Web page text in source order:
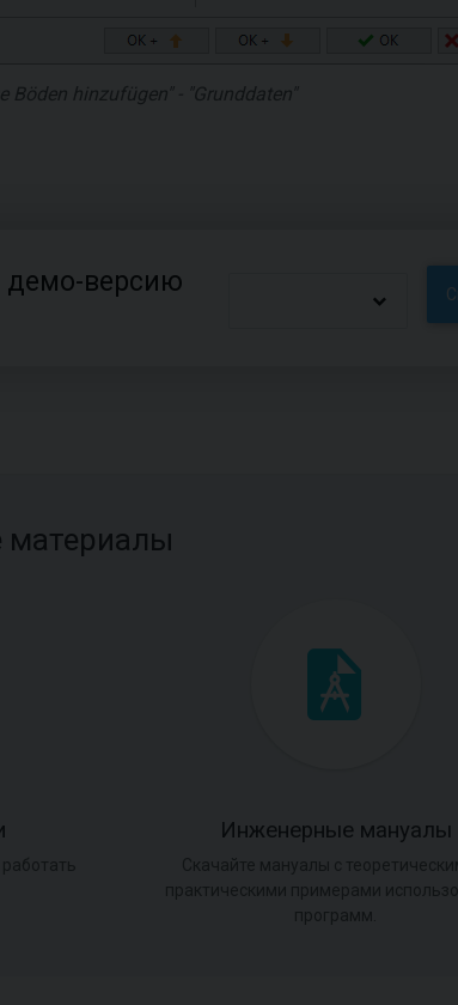
Böden hinzufügen" - "Grunddaten"
демо-версию
Инженерные мануалы